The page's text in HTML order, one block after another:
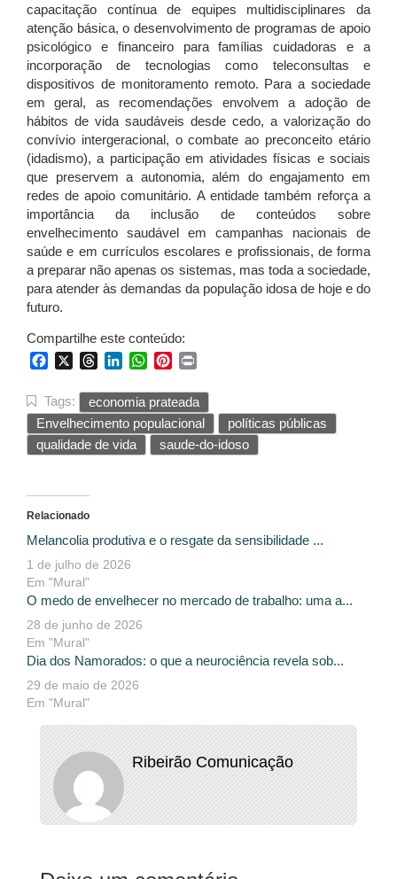
capacitação contínua de equipes multidisciplinares da
atenção básica, o desenvolvimento de programas de apoio
psicológico e financeiro para famílias cuidadoras e a
incorporação de tecnologias como teleconsultas e
dispositivos de monitoramento remoto. Para a sociedade
em geral, as recomendações envolvem a adoção de
hábitos de vida saudáveis desde cedo, a valorização do
convívio intergeracional, o combate ao preconceito etário
(idadismo), a participação em atividades físicas e sociais
que preservem a autonomia, além do engajamento em
redes de apoio comunitário. A entidade também reforça a
importância da inclusão de conteúdos sobre
envelhecimento saudável em campanhas nacionais de
saúde e em currículos escolares e profissionais, de forma
a preparar não apenas os sistemas, mas toda a sociedade,
para atender às demandas da população idosa de hoje e do
futuro.
Compartilhe este conteúdo:
FacebookThreadsLinkedInWhatsApp
Pinterest
Tags:
economia prateada
Envelhecimento populacional
políticas públicas
qualidade de vida
saude-do-idoso
Relacionado
Melancolia produtiva e o resgate da sensibilidade ...
1 de julho de 2026
Em "Mural"
O medo de envelhecer no mercado de trabalho: uma a...
28 de junho de 2026
Em "Mural"
Dia dos Namorados: o que a neurociência revela sob...
29 de maio de 2026
Em "Mural"
Ribeirão Comunicação